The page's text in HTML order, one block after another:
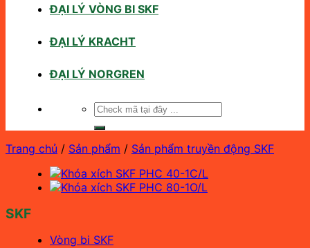
ĐẠI LÝ VÒNG BI SKF
ĐẠI LÝ KRACHT
ĐẠI LÝ NORGREN
Tìm
kiếm:
Trang chủ / Sản phẩm / Sản phẩm truyền động SKF
SKF
Vòng bi SKF